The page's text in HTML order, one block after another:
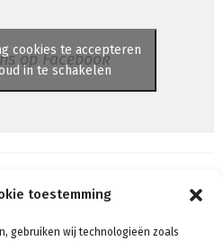
toestemming
gebruiken wij technologieën zoals
op Facebook
cookies te accepteren
in te schakelen